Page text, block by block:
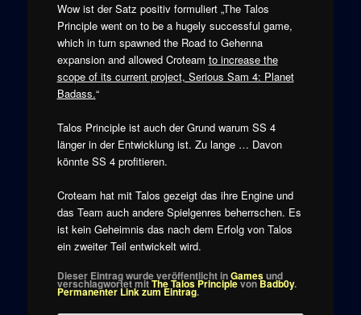
Wow ist der Satz positiv formuliert „The Talos
Principle went on to be a hugely successful game,
which in turn spawned the Road to Gehenna
expansion and allowed Croteam to increase the
scope of its current project, Serious Sam 4: Planet
Badass.“
Talos Principle ist auch der Grund warum SS 4
länger in der Entwicklung ist. Zu lange … Davon
könnte SS 4 profitieren.
Croteam hat mit Talos gezeigt das ihre Engine und
das Team auch andere Spielgenres beherrschen. Es
ist kein Geheimnis das nach dem Erfolg von Talos
ein zweiter Teil entwickelt wird.
Dieser Eintrag wurde veröffentlicht inGamesund
verschlagwortet mitThe Talos PrinciplevonBadb0y.
Permanenter Link zum Eintrag.